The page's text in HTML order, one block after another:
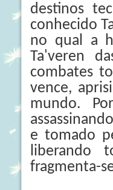
destinos
conhecido
no qual a
Ta'veren
combates
vence,
mundo.
e tomado
liberando
fragmenta-